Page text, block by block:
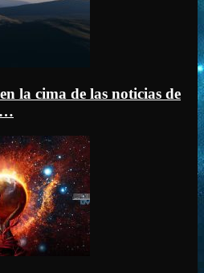
la cima de las noticias de